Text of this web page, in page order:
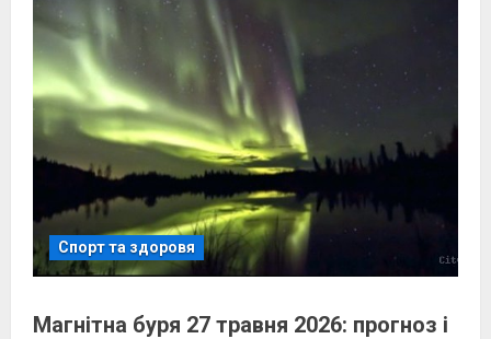
Спорт та здоровя
Магнітна буря 27 травня 2026: прогноз і